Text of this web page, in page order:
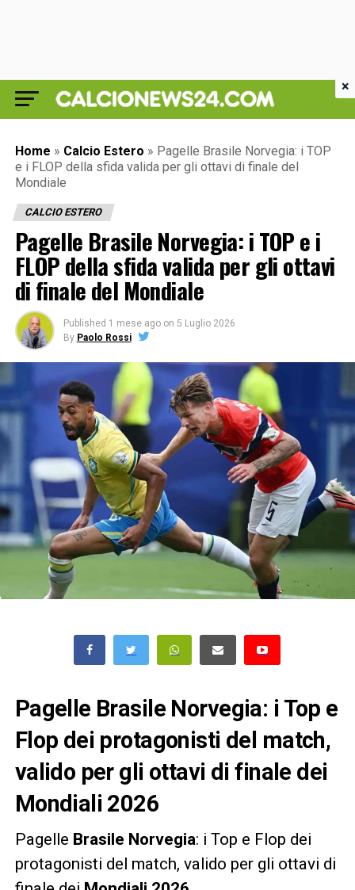
Home » Calcio Estero » Pagelle Brasile Norvegia: i TOP
e i FLOP della sfida valida per gli ottavi di finale del
Mondiale
CALCIO ESTERO
Pagelle Brasile Norvegia: i TOP e i
FLOP della sfida valida per gli ottavi
di finale del Mondiale
Published 1 mese ago on 5 Luglio 2026
By Paolo Rossi
Pagelle Brasile Norvegia: i Top e
Flop dei protagonisti del match,
valido per gli ottavi di finale dei
Mondiali 2026
Pagelle Brasile Norvegia: i Top e Flop dei
protagonisti del match, valido per gli ottavi di
×